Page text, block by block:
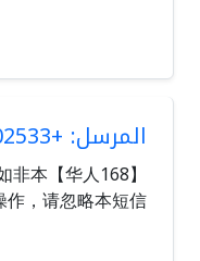
المرسل: +12186702533
如非本
，请忽略本短信。